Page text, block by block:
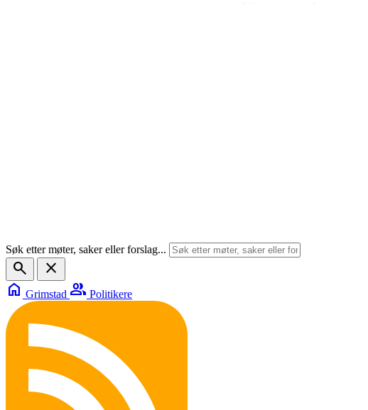
Søk etter møter, saker eller forslag...
search
close
home Grimstad group Politikere